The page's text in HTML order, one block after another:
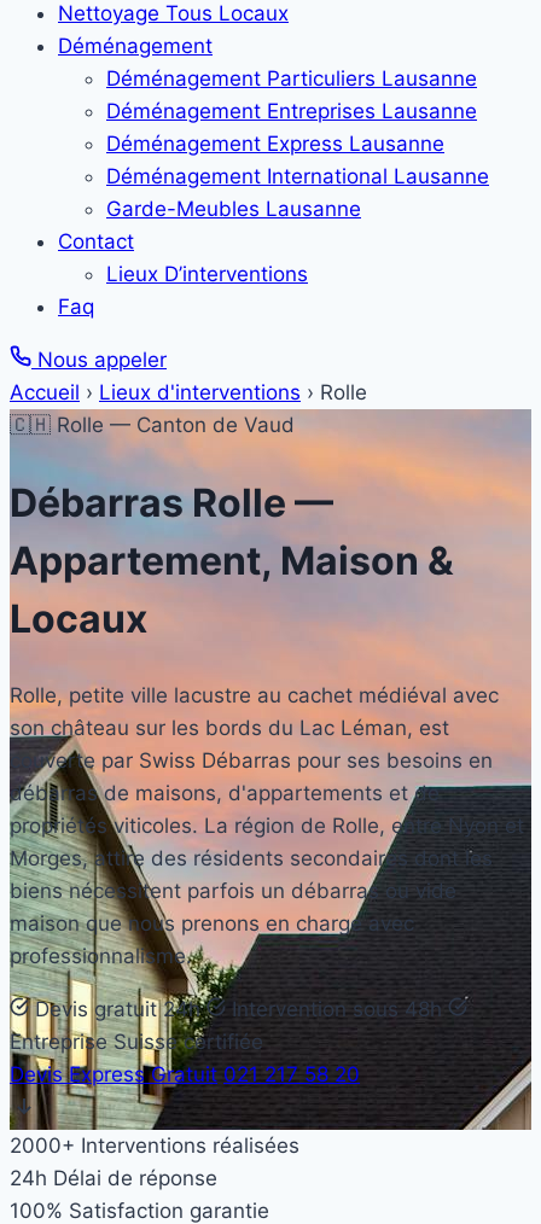
Nettoyage Tous Locaux
Déménagement
Déménagement Particuliers Lausanne
Déménagement Entreprises Lausanne
Déménagement Express Lausanne
Déménagement International Lausanne
Garde-Meubles Lausanne
Contact
Lieux D’interventions
Faq
Nous appeler
Accueil › Lieux d'interventions › Rolle
🇨🇭 Rolle — Canton de Vaud
DébarrasRolle —
Appartement, Maison &
Locaux
Rolle, petite ville lacustre au cachet médiéval avec
son château sur les bords du Lac Léman, est
couverte par Swiss Débarras pour ses besoins en
débarras de maisons, d'appartements et de
propriétés viticoles. La région de Rolle, entre Nyon et
Morges, attire des résidents secondaires dont les
biens nécessitent parfois un débarras ou vide
maison que nous prenons en charge avec
professionnalisme.
Devis gratuit 24h
Intervention sous 48h
Entreprise Suisse certifiée
Devis Express Gratuit 021 217 58 20
2000+ Interventions réalisées
24h Délai de réponse
100% Satisfaction garantie